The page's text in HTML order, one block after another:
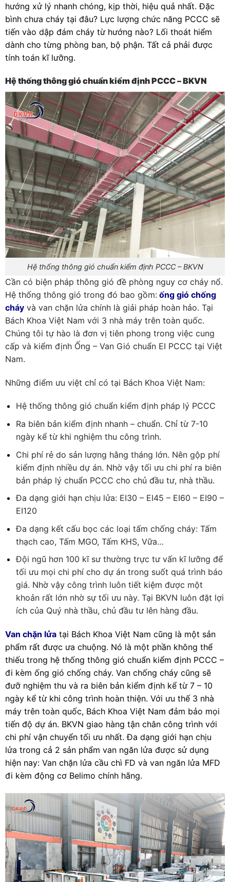
hướng xử lý nhanh chóng, kịp thời, hiệu quả nhất. Đặc
bình chưa cháy tại đâu? Lực lượng chức năng PCCC sẽ
tiến vào dập đám cháy từ hướng nào? Lối thoát hiểm
dành cho từng phòng ban, bộ phận. Tất cả phải được
tính toán kĩ lưỡng.
Hệ thống thông gió chuẩn kiểm định PCCC – BKVN
Hệ thống thông gió chuẩn kiểm định PCCC – BKVN
Cần có biện pháp thông gió đề phòng nguy cơ cháy nổ.
Hệ thống thông gió trong đó bao gồm:ống gió chống
cháy và van chặn lửa chính là giải pháp hoàn hảo. Tại
Bách Khoa Việt Nam với 3 nhà máy trên toàn quốc.
Chúng tôi tự hào là đơn vị tiên phong trong việc cung
cấp và kiểm định Ống – Van Gió chuẩn EI PCCC tại Việt
Nam.
Những điểm ưu việt chỉ có tại Bách Khoa Việt Nam:
Hệ thống thông gió chuẩn kiểm định pháp lý PCCC
Ra biên bản kiểm định nhanh – chuẩn. Chỉ từ 7-10
ngày kể từ khi nghiệm thu công trình.
Chi phí rẻ do sản lượng hằng tháng lớn. Nên gộp phí
kiểm định nhiều dự án. Nhờ vậy tối ưu chi phí ra biên
bản pháp lý chuẩn PCCC cho chủ đầu tư, nhà thầu.
Đa dạng giới hạn chịu lửa: EI30 – EI45 – EI60 – EI90 –
EI120
Đa dạng kết cấu bọc các loại tấm chống cháy: Tấm
thạch cao, Tấm MGO, Tấm KHS, Vữa…
Đội ngũ hơn 100 kĩ sư thường trực tư vấn kĩ lưỡng để
tối ưu mọi chi phí cho dự án trong suốt quá trình báo
giá. Nhờ vậy công trình luôn tiết kiệm được một
khoản rất lớn nhờ sự tối ưu này. Tại BKVN luôn đặt lợi
ích của Quý nhà thầu, chủ đầu tư lên hàng đầu.
Van chặn lửatại Bách Khoa Việt Nam cũng là một sản
phẩm rất được ưa chuộng. Nó là một phần không thể
thiếu trong hệ thống thông gió chuẩn kiểm định PCCC –
đi kèm ống gió chống cháy. Van chống cháy cũng sẽ
đưỡ nghiệm thu và ra biên bản kiểm định kể từ 7 – 10
ngày kể từ khi công trình hoàn thiện. Với ưu thế 3 nhà
máy trên toàn quốc, Bách Khoa Việt Nam đảm bảo mọi
tiến độ dự án. BKVN giao hàng tận chân công trình với
chi phí vận chuyển tối ưu nhất. Đa dạng giới hạn chịu
lửa trong cả 2 sản phẩm van ngăn lửa được sử dụng
hiện nay: Van chặn lửa cầu chì FD và van ngăn lửa MFD
đi kèm động cơ Belimo chính hãng.